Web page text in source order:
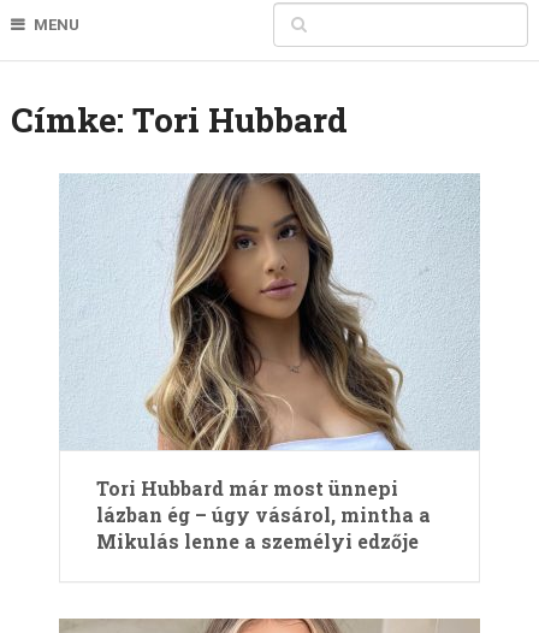
MENU
Címke: Tori Hubbard
Tori Hubbard már most ünnepi
lázban ég – úgy vásárol, mintha a
Mikulás lenne a személyi edzője